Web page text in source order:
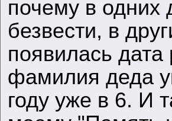
почему в одних
безвести, в
появилась
фамилия деда
году уже в 6. И